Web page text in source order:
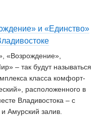
и «Единство»
«Возрождение»,
– так будут называться
класса комфорт-
расположенного в
Владивостока – с
Амурский залив.